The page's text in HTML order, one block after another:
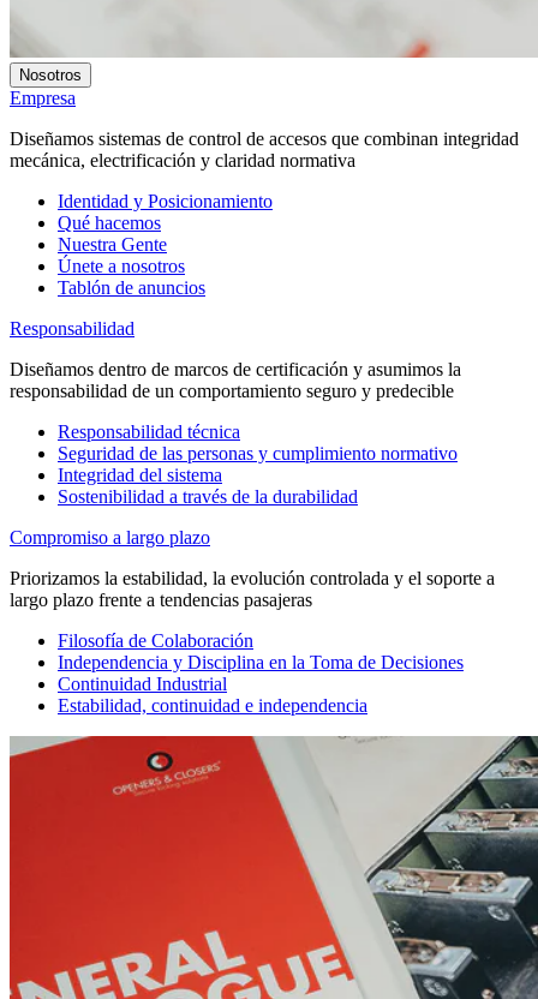
Nosotros
Empresa
Diseñamos sistemas de control de accesos que combinan integridad
mecánica, electrificación y claridad normativa
Identidad y Posicionamiento
Qué hacemos
Nuestra Gente
Únete a nosotros
Tablón de anuncios
Responsabilidad
Diseñamos dentro de marcos de certificación y asumimos la
responsabilidad de un comportamiento seguro y predecible
Responsabilidad técnica
Seguridad de las personas y cumplimiento normativo
Integridad del sistema
Sostenibilidad a través de la durabilidad
Compromiso a largo plazo
Priorizamos la estabilidad, la evolución controlada y el soporte a
largo plazo frente a tendencias pasajeras
Filosofía de Colaboración
Independencia y Disciplina en la Toma de Decisiones
Continuidad Industrial
Estabilidad, continuidad e independencia